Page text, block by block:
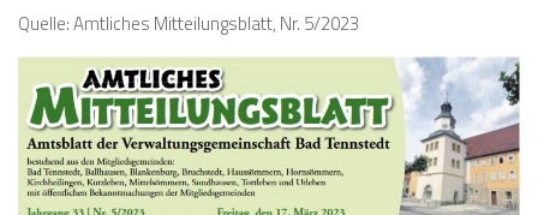
Quelle: Amtliches Mitteilungsblatt, Nr. 5/2023